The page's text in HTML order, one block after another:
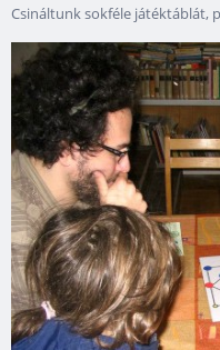
Csináltunk sokféle játéktáblát,